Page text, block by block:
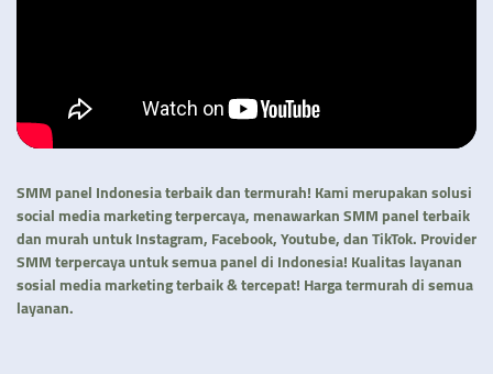
SMM panel Indonesia terbaik dan termurah! Kami merupakan solusi
social media marketing terpercaya, menawarkan SMM panel terbaik
dan murah untuk Instagram, Facebook, Youtube, dan TikTok. Provider
SMM terpercaya untuk semua panel di Indonesia! Kualitas layanan
sosial media marketing terbaik & tercepat! Harga termurah di semua
layanan.